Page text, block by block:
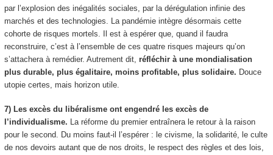
par l’explosion des inégalités sociales, par la dérégulation infinie des
marchés et des technologies. La pandémie intègre désormais cette
cohorte de risques mortels. Il est à espérer que, quand il faudra
reconstruire, c’est à l’ensemble de ces quatre risques majeurs qu’on
s’attachera à remédier. Autrement dit, réfléchir à une mondialisation
plus durable, plus égalitaire, moins profitable, plus solidaire. Douce
utopie certes, mais horizon utile.
7) Les excès du libéralisme ont engendré les excès de
l’individualisme. La réforme du premier entraînera le retour à la raison
pour le second. Du moins faut-il l’espérer : le civisme, la solidarité, le culte
de nos devoirs autant que de nos droits, le respect des règles et des lois,